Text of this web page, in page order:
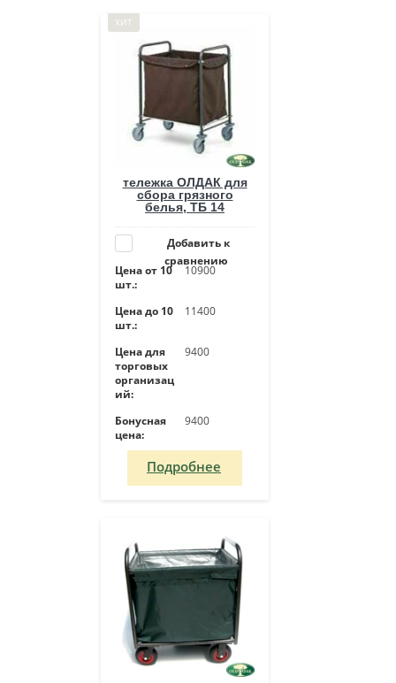
ХИТ
тележка ОЛДАК для
сбора грязного
белья, ТБ 14
Добавить к
сравнению
Цена от 10
шт.:
10900
Цена до 10
шт.:
11400
Цена для
торговых
организац
ий:
9400
Бонусная
цена:
9400
Подробнее